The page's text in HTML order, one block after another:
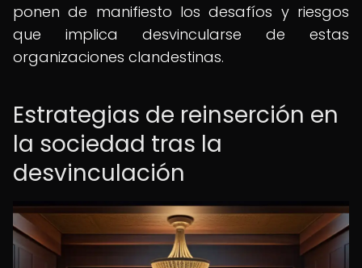
ponen de manifiesto los desafíos y riesgos
que implica desvincularse de estas
organizaciones clandestinas.
Estrategias de reinserción en
la sociedad tras la
desvinculación